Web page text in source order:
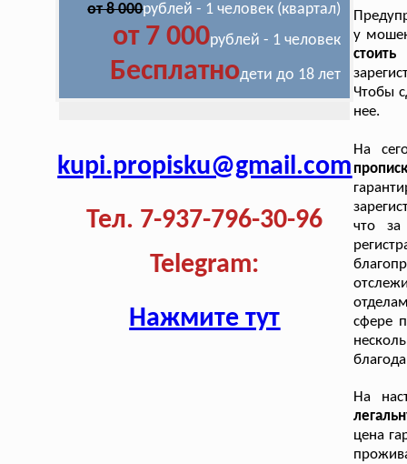
от 8 000рублей - 1 человек (квартал)
от 7 000рублей - 1 человек
Бесплатнодети до 18 лет
kupi.propisku@gmail.com
Тел. 7-937-796-30-96
Telegram:
Нажмите тут
у
Чтобы
нее.
На
что
сфере
На
цена